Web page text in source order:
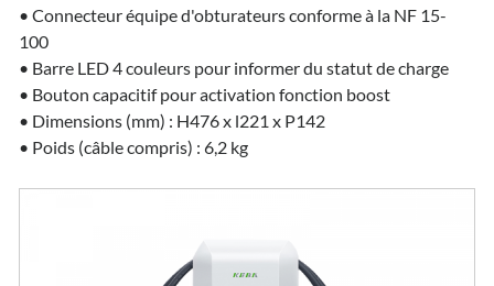
• Connecteur équipe d'obturateurs conforme à la NF 15-
100
• Barre LED 4 couleurs pour informer du statut de charge
• Bouton capacitif pour activation fonction boost
• Dimensions (mm) : H476 x l221 x P142
• Poids (câble compris) : 6,2 kg